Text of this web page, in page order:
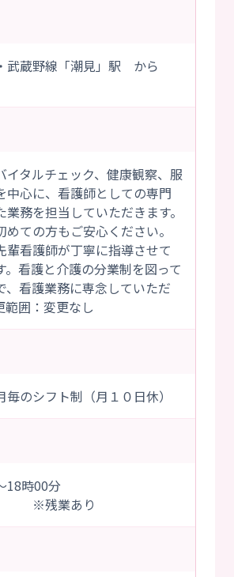
武蔵野線「潮見」駅 から
イタルチェック、健康観察、服
中心に、看護師としての専門
務を担当していただきます。
めての方もご安心ください。
輩看護師が丁寧に指導させて
。看護と介護の分業制を図って
、看護業務に専念していただ
範囲：変更なし
のシフト制（月１０日休）
18時00分
あり